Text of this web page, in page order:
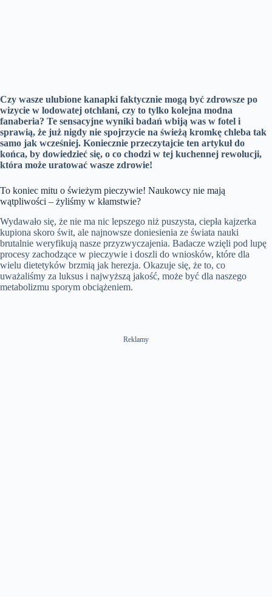
Czy wasze ulubione kanapki faktycznie mogą być zdrowsze po
wizycie w lodowatej otchłani, czy to tylko kolejna modna
fanaberia? Te sensacyjne wyniki badań wbiją was w fotel i
sprawią, że już nigdy nie spojrzycie na świeżą kromkę chleba tak
samo jak wcześniej. Koniecznie przeczytajcie ten artykuł do
końca, by dowiedzieć się, o co chodzi w tej kuchennej rewolucji,
która może uratować wasze zdrowie!
To koniec mitu o świeżym pieczywie! Naukowcy nie mają
wątpliwości – żyliśmy w kłamstwie?
Wydawało się, że nie ma nic lepszego niż puszysta, ciepła kajzerka
kupiona skoro świt, ale najnowsze doniesienia ze świata nauki
brutalnie weryfikują nasze przyzwyczajenia. Badacze wzięli pod lupę
procesy zachodzące w pieczywie i doszli do wniosków, które dla
wielu dietetyków brzmią jak herezja. Okazuje się, że to, co
uważaliśmy za luksus i najwyższą jakość, może być dla naszego
metabolizmu sporym obciążeniem.
Reklamy